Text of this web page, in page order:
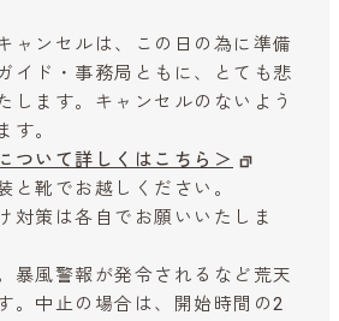
ャンセルは、この日の為に準備
イド・事務局ともに、とても悲
します。キャンセルのないよう
す。
ついて詳しくはこちら＞
と靴でお越しください。
対策は各自でお願いいたしま
暴風警報が発令されるなど荒天
。中止の場合は、開始時間の2